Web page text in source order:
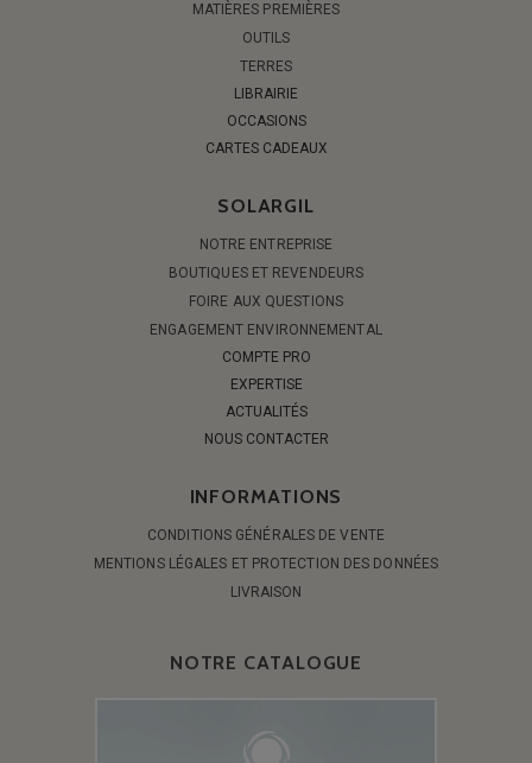
MATIÈRES PREMIÈRES
OUTILS
TERRES
LIBRAIRIE
OCCASIONS
CARTES CADEAUX
SOLARGIL
NOTRE ENTREPRISE
BOUTIQUES ET REVENDEURS
FOIRE AUX QUESTIONS
ENGAGEMENT ENVIRONNEMENTAL
COMPTE PRO
EXPERTISE
ACTUALITÉS
NOUS CONTACTER
INFORMATIONS
CONDITIONS GÉNÉRALES DE VENTE
MENTIONS LÉGALES ET PROTECTION DES DONNÉES
LIVRAISON
NOTRE CATALOGUE